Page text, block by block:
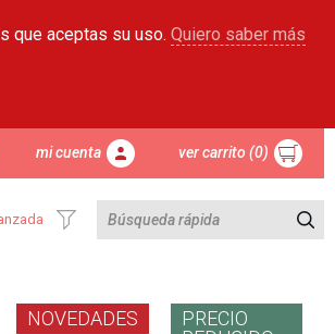
que aceptas su uso. Quiero saber más
mi cuenta ver carrito (0)
NOVEDADES
PRECIO